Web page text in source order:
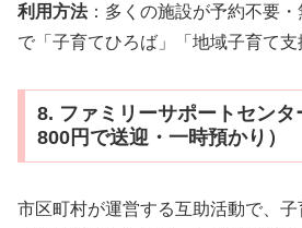
利用方法：多くの施設が予約不要
で「子育てひろば」「地域子育て支
8. ファミリーサポートセン
800円で送迎・一時預かり）
市区町村が運営する互助活動で、